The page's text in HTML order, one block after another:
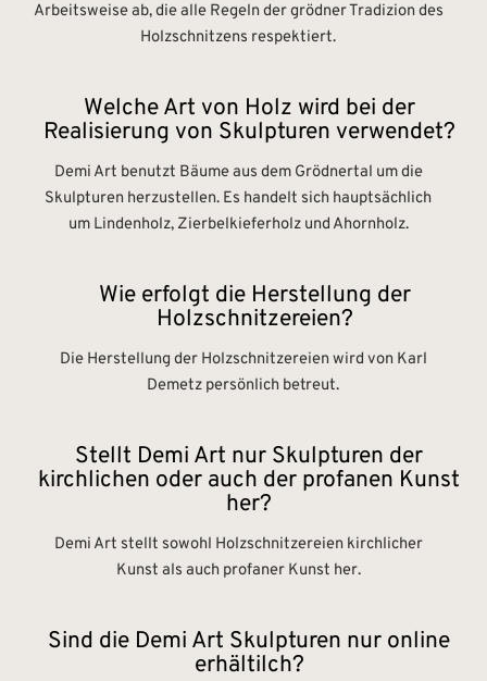
Arbeitsweise ab, die alle Regeln der grödner Tradizion des
Holzschnitzens respektiert.
Welche Art von Holz wird bei der
Realisierung von Skulpturen verwendet?
Demi Art benutzt Bäume aus dem Grödnertal um die
Skulpturen herzustellen. Es handelt sich hauptsächlich
um Lindenholz, Zierbelkieferholz und Ahornholz.
Wie erfolgt die Herstellung der
Holzschnitzereien?
Die Herstellung der Holzschnitzereien wird von Karl
Demetz persönlich betreut.
Stellt Demi Art nur Skulpturen der
kirchlichen oder auch der profanen Kunst
her?
Demi Art stellt sowohl Holzschnitzereien kirchlicher
Kunst als auch profaner Kunst her.
Sind die Demi Art Skulpturen nur online
erhältilch?